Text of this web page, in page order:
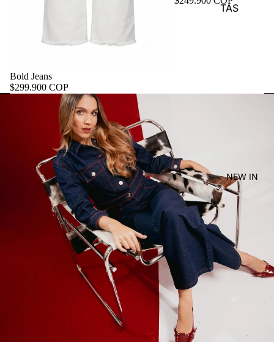
TAS
NEW IN
Bold Jeans
$299.900 COP